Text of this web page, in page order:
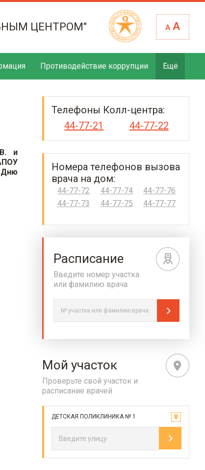
ЦЕНТРОМ" А А
Противодействие коррупции Ещё
и
Телефоны Колл-центра:
44-77-21
44-77-22
Номера телефонов вызова
врача на дом:
44-77-72
44-77-73
44-77-74
44-77-75
44-77-76
44-77-77
Расписание
Введите номер участка
или фамилию врача
Мой участок
Проверьте свой участок и
расписание врачей
ДЕТСКАЯ ПОЛИКЛИНИКА № 1